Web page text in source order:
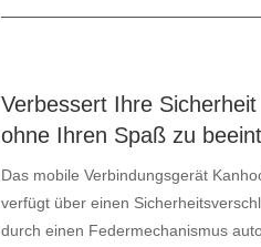
Verbessert Ihre Sicherheit
ohne Ihren Spaß zu
Das mobile Verbindungsgerät
verfügt über einen
durch einen Federmechanismus